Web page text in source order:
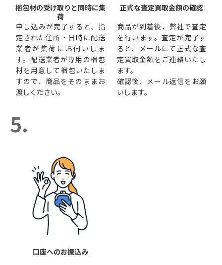
梱包材の受け取りと同時に集
荷
申し込みが完了すると、指
定された住所・日時に配送
業者が集荷にお伺いしま
す。配送業者が専用の梱包
材を用意して梱包いたしま
すので、商品をそのままお
渡しください。
正式な査定買取金額の確認
商品が到着後、弊社で査定
を行います。査定が完了す
ると、メールにて正式な査
定買取金額をご連絡いたし
ます。
確認後、メール返信をお願
いします。
5.
口座へのお振込み